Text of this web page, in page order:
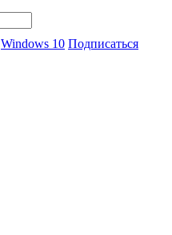
Windows 10 Подписаться